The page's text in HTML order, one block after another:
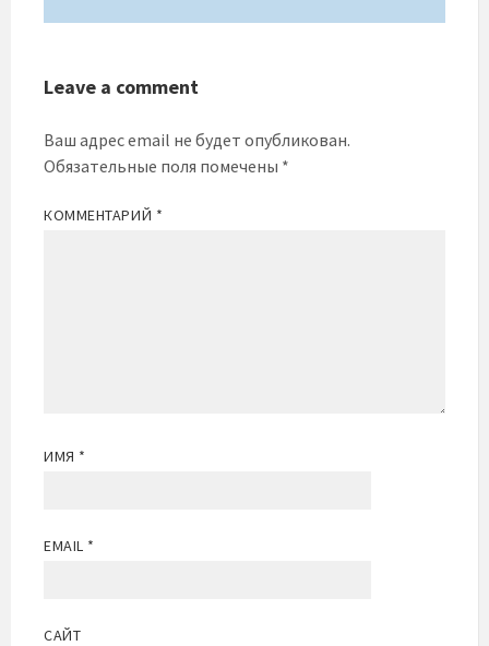
Leave a comment
Ваш адрес email не будет опубликован.
Обязательные поля помечены *
КОММЕНТАРИЙ *
ИМЯ *
EMAIL *
САЙТ